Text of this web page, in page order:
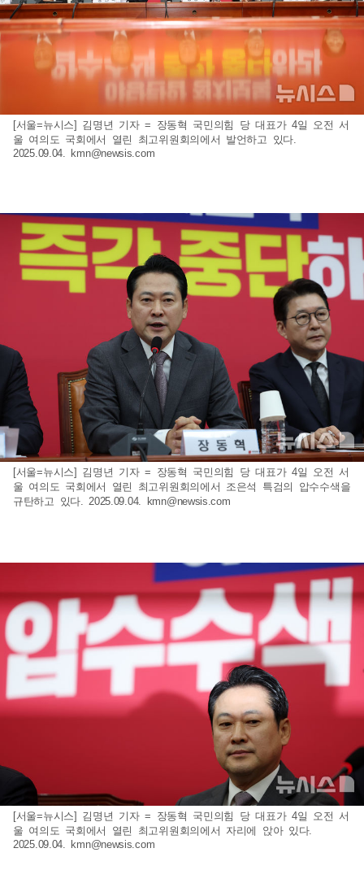
[서울=뉴시스] 김명년 기자 = 장동혁 국민의힘 당 대표가 4일 오전 서
울 여의도 국회에서 열린 최고위원회의에서 발언하고 있다.
2025.09.04. kmn@newsis.com
[서울=뉴시스] 김명년 기자 = 장동혁 국민의힘 당 대표가 4일 오전 서
울 여의도 국회에서 열린 최고위원회의에서 조은석 특검의 압수수색을
규탄하고 있다. 2025.09.04.
kmn@newsis.com
[서울=뉴시스] 김명년 기자 = 장동혁 국민의힘 당 대표가 4일 오전 서
울 여의도 국회에서 열린 최고위원회의에서 자리에 앉아 있다.
2025.09.04.
kmn@newsis.com